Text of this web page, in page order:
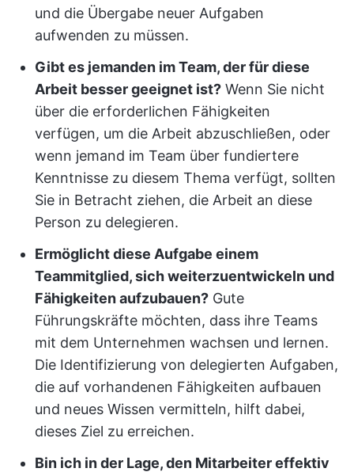
und die Übergabe neuer Aufgaben
aufwenden zu müssen.
Gibt es jemanden im Team, der für diese
Arbeit besser geeignet ist? Wenn Sie nicht
über die erforderlichen Fähigkeiten
verfügen, um die Arbeit abzuschließen, oder
wenn jemand im Team über fundiertere
Kenntnisse zu diesem Thema verfügt, sollten
Sie in Betracht ziehen, die Arbeit an diese
Person zu delegieren.
Ermöglicht diese Aufgabe einem
Teammitglied, sich weiterzuentwickeln und
Fähigkeiten aufzubauen? Gute
Führungskräfte möchten, dass ihre Teams
mit dem Unternehmen wachsen und lernen.
Die Identifizierung von delegierten Aufgaben,
die auf vorhandenen Fähigkeiten aufbauen
und neues Wissen vermitteln, hilft dabei,
dieses Ziel zu erreichen.
Bin ich in der Lage, den Mitarbeiter effektiv